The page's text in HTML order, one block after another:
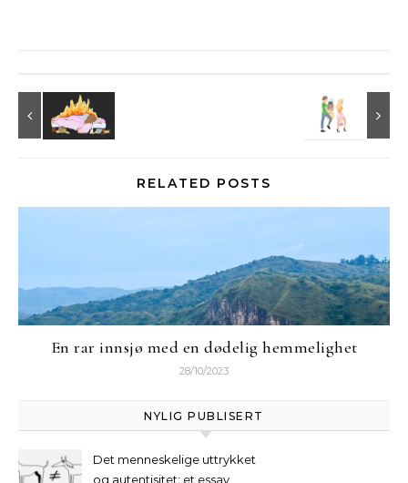
RELATED POSTS
En rar innsjø med en dødelig hemmelighet
28/10/2023
NYLIG PUBLISERT
Det menneskelige uttrykket
og autentisitet: et essay